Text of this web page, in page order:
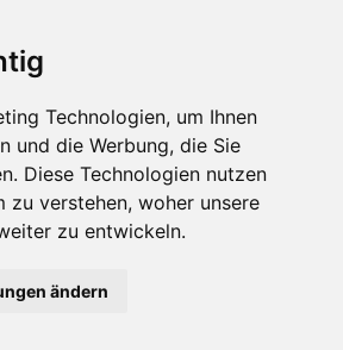
Technologien, um Ihnen
und die Werbung, die Sie
Diese Technologien nutzen
zu verstehen, woher unsere
zu entwickeln.
ändern
die-
zahnarztempfehlung.com
die-endverbraucher.com